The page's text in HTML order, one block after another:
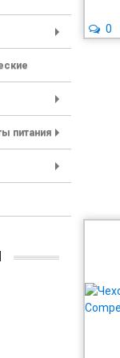
питания
0